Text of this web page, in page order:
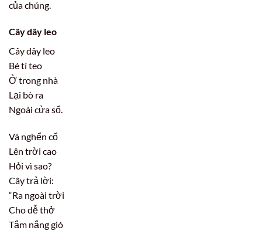
của chúng.
Cây dây leo
Cây dây leo
Bé tí teo
Ở trong nhà
Lại bò ra
Ngoài cửa sổ.
Và nghển cổ
Lên trời cao
Hỏi vì sao?
Cây trả lời:
“Ra ngoài trời
Cho dễ thở
Tắm nắng gió